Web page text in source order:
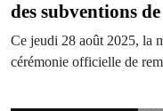
des subventions
Ce jeudi 28 août 2025, la
cérémonie officielle de